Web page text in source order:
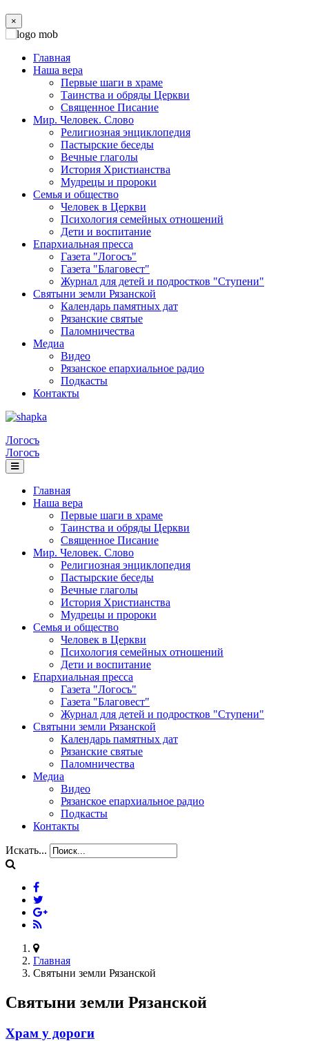
×
Главная
Наша вера
Первые шаги в храме
Таинства и обряды Церкви
Священное Писание
Мир. Человек. Слово
Религиозная энциклопедия
Пастырские беседы
Вечные глаголы
История Христианства
Мудрецы и пророки
Семья и общество
Человек в Церкви
Психология семейных отношений
Дети и воспитание
Епархиальная пресса
Газета "Логосъ"
Газета "Благовест"
Журнал для детей и подростков "Ступени"
Святыни земли Рязанской
Календарь памятных дат
Рязанские святые
Паломничества
Медиа
Видео
Рязанское епархиальное радио
Подкасты
Контакты
Логосъ
Логосъ
Главная
Наша вера
Первые шаги в храме
Таинства и обряды Церкви
Священное Писание
Мир. Человек. Слово
Религиозная энциклопедия
Пастырские беседы
Вечные глаголы
История Христианства
Мудрецы и пророки
Семья и общество
Человек в Церкви
Психология семейных отношений
Дети и воспитание
Епархиальная пресса
Газета "Логосъ"
Газета "Благовест"
Журнал для детей и подростков "Ступени"
Святыни земли Рязанской
Календарь памятных дат
Рязанские святые
Паломничества
Медиа
Видео
Рязанское епархиальное радио
Подкасты
Контакты
Искать...
Главная
Святыни земли Рязанской
Святыни земли Рязанской
Храм у дороги